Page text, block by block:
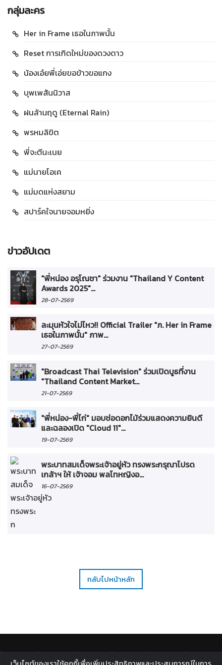
กลุ่มละคร
Her in Frame เธอในภาพนั้น
Reset การเกิดใหม่ของดวงดาว
น้องเอ๋ยพี่เอ่ยขอข้าวขอแกง
บุพเพสันนิวาส
ฝนล้านฤดู (Eternal Rain)
พรหมลิขิต
พี่จะตีนะเนย
แม่นายโอเค
แม่มดแห่งสยาม
สปาร์คใจนายจอมหยิ่ง
ข่าวอัปเดต
"พี่หน่อง อรุโณชา" ร่วมงาน "Thailand Y Content
Awards 2025"...
28-07-2569
ละมุนหัวใจไม่ไหว!! Official Trailer "ภ. Her in Frame
เธอในภาพนั้น" ภาพ...
27-07-2569
"Broadcast Thai Television" ร่วมเปิดบูธที่งาน
"Thailand Content Market...
21-07-2569
"พี่หน่อง-พี่ไก่" มอบช่อดอกไม้ร่วมแสดงความยินดี
และฉลองเปิด "Cloud 11"...
19-07-2569
พระบาทสมเด็จพระเจ้าอยู่หัว ทรงพระกรุณาโปรด
เกล้าฯ ให้ เจ้าจอม พลโทหญิงอ...
16-07-2569
กลับไปหน้าหลัก